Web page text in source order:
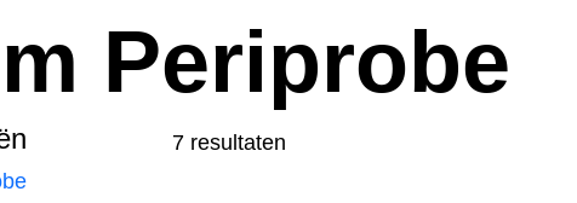
Periprobe
7 resultaten